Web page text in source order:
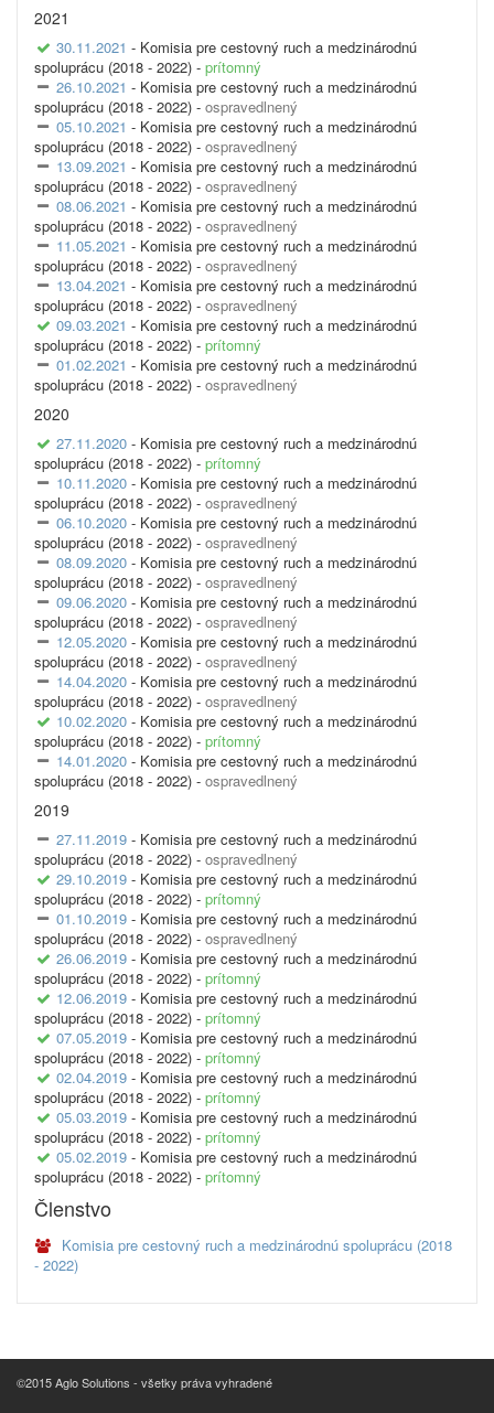
2021
30.11.2021 - Komisia pre cestovný ruch a medzinárodnú
spoluprácu (2018 - 2022) - prítomný
26.10.2021 - Komisia pre cestovný ruch a medzinárodnú
spoluprácu (2018 - 2022) - ospravedlnený
05.10.2021 - Komisia pre cestovný ruch a medzinárodnú
spoluprácu (2018 - 2022) - ospravedlnený
13.09.2021 - Komisia pre cestovný ruch a medzinárodnú
spoluprácu (2018 - 2022) - ospravedlnený
08.06.2021 - Komisia pre cestovný ruch a medzinárodnú
spoluprácu (2018 - 2022) - ospravedlnený
11.05.2021 - Komisia pre cestovný ruch a medzinárodnú
spoluprácu (2018 - 2022) - ospravedlnený
13.04.2021 - Komisia pre cestovný ruch a medzinárodnú
spoluprácu (2018 - 2022) - ospravedlnený
09.03.2021 - Komisia pre cestovný ruch a medzinárodnú
spoluprácu (2018 - 2022) - prítomný
01.02.2021 - Komisia pre cestovný ruch a medzinárodnú
spoluprácu (2018 - 2022) - ospravedlnený
2020
27.11.2020 - Komisia pre cestovný ruch a medzinárodnú
spoluprácu (2018 - 2022) - prítomný
10.11.2020 - Komisia pre cestovný ruch a medzinárodnú
spoluprácu (2018 - 2022) - ospravedlnený
06.10.2020 - Komisia pre cestovný ruch a medzinárodnú
spoluprácu (2018 - 2022) - ospravedlnený
08.09.2020 - Komisia pre cestovný ruch a medzinárodnú
spoluprácu (2018 - 2022) - ospravedlnený
09.06.2020 - Komisia pre cestovný ruch a medzinárodnú
spoluprácu (2018 - 2022) - ospravedlnený
12.05.2020 - Komisia pre cestovný ruch a medzinárodnú
spoluprácu (2018 - 2022) - ospravedlnený
14.04.2020 - Komisia pre cestovný ruch a medzinárodnú
spoluprácu (2018 - 2022) - ospravedlnený
10.02.2020 - Komisia pre cestovný ruch a medzinárodnú
spoluprácu (2018 - 2022) - prítomný
14.01.2020 - Komisia pre cestovný ruch a medzinárodnú
spoluprácu (2018 - 2022) - ospravedlnený
2019
27.11.2019 - Komisia pre cestovný ruch a medzinárodnú
spoluprácu (2018 - 2022) - ospravedlnený
29.10.2019 - Komisia pre cestovný ruch a medzinárodnú
spoluprácu (2018 - 2022) - prítomný
01.10.2019 - Komisia pre cestovný ruch a medzinárodnú
spoluprácu (2018 - 2022) - ospravedlnený
26.06.2019 - Komisia pre cestovný ruch a medzinárodnú
spoluprácu (2018 - 2022) - prítomný
12.06.2019 - Komisia pre cestovný ruch a medzinárodnú
spoluprácu (2018 - 2022) - prítomný
07.05.2019 - Komisia pre cestovný ruch a medzinárodnú
spoluprácu (2018 - 2022) - prítomný
02.04.2019 - Komisia pre cestovný ruch a medzinárodnú
spoluprácu (2018 - 2022) - prítomný
05.03.2019 - Komisia pre cestovný ruch a medzinárodnú
spoluprácu (2018 - 2022) - prítomný
05.02.2019 - Komisia pre cestovný ruch a medzinárodnú
spoluprácu (2018 - 2022) - prítomný
Členstvo
Komisia pre cestovný ruch a medzinárodnú spoluprácu (2018
- 2022)
©2015 Aglo Solutions - všetky práva vyhradené